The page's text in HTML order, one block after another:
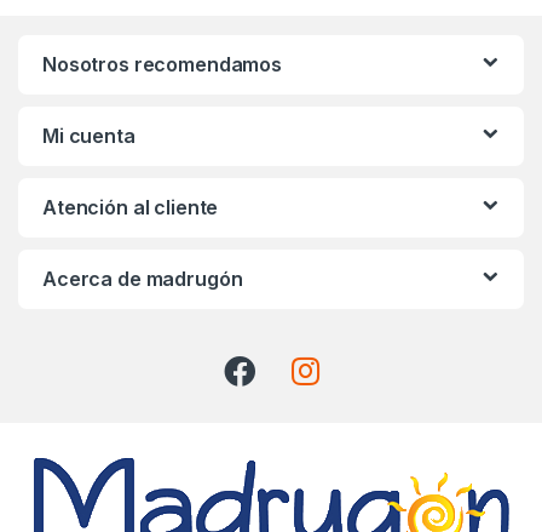
Nosotros recomendamos
Mi cuenta
Atención al cliente
Acerca de madrugón